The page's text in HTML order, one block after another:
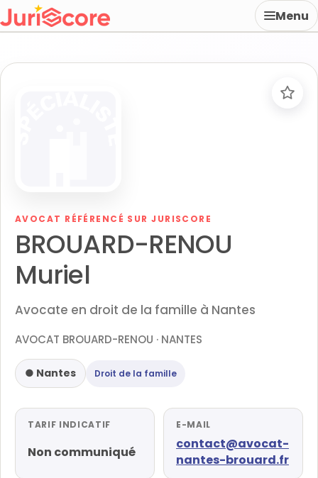
Menu
AVOCAT RÉFÉRENCÉ SUR JURISCORE
BROUARD-RENOU
Muriel
Avocate en droit de la famille à Nantes
AVOCAT BROUARD-RENOU · NANTES
● Nantes Droit de la famille
TARIF INDICATIF
Non communiqué
E-MAIL
contact@avocat-
nantes-brouard.fr